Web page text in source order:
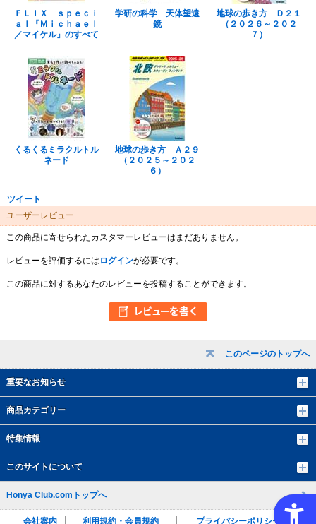
このページのトップへ
重要なお知らせ
商品カテゴリー
特集情報
このサイトについて
ＦＬＩＸ ｓｐｅｃｉ
ａｌ『Ｍｉｃｈａｅｌ
／マイケル』のすべて
学研の科学 天体望遠
鏡
地球の歩き方 Ｄ２１
（２０２６～２０２
７）
くるくるミラクルトル
ネード
地球の歩き方 Ａ２９
（２０２５～２０２
６）
ツイート
ユーザーレビュー
この商品に寄せられたカスタマーレビューはまだありません。
レビューを評価するには ログインが必要です。
この商品に対するあなたのレビューを投稿することができます。
Honya Club.comトップへ
会社案内 利用規約・会員規約 プライバシーポリシー